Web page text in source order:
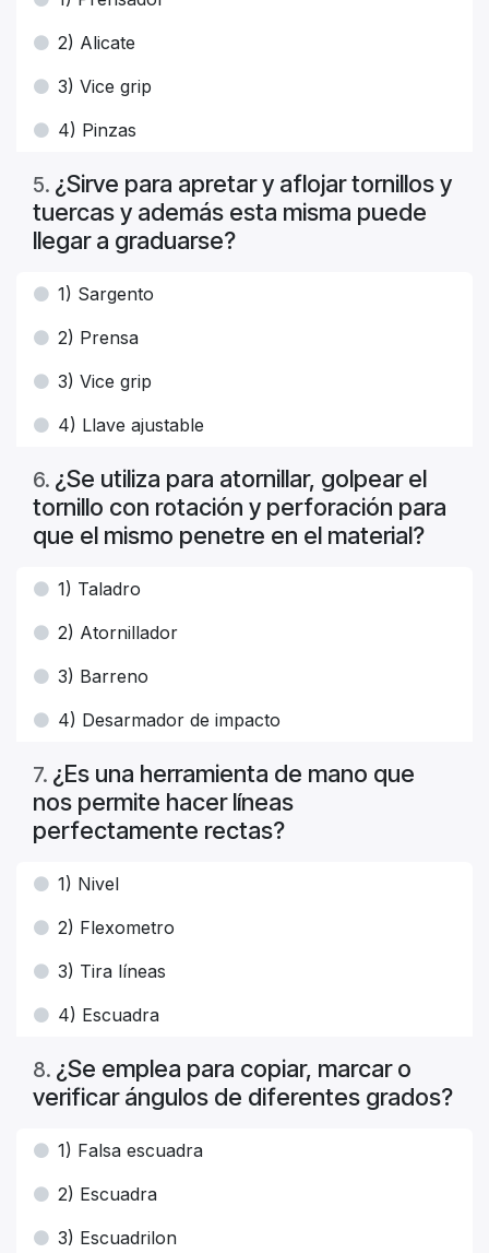
2) Alicate
3) Vice grip
4) Pinzas
5. ¿Sirve para apretar y aflojar tornillos y
tuercas y además esta misma puede
llegar a graduarse?
1) Sargento
2) Prensa
3) Vice grip
4) Llave ajustable
6. ¿Se utiliza para atornillar, golpear el
tornillo con rotación y perforación para
que el mismo penetre en el material?
1) Taladro
2) Atornillador
3) Barreno
4) Desarmador de impacto
7. ¿Es una herramienta de mano que
nos permite hacer líneas
perfectamente rectas?
1) Nivel
2) Flexometro
3) Tira líneas
4) Escuadra
8. ¿Se emplea para copiar, marcar o
verificar ángulos de diferentes grados?
1) Falsa escuadra
2) Escuadra
3) Escuadrilon